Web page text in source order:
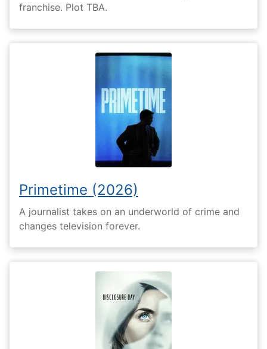
franchise. Plot TBA.
Primetime (2026)
A journalist takes on an underworld of crime and
changes television forever.